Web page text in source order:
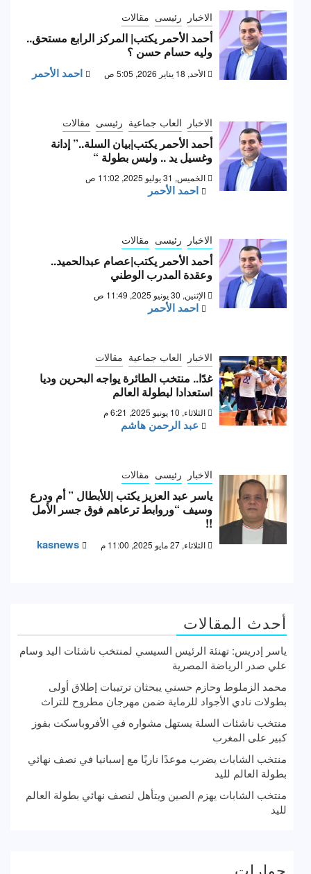
الاخبار رئيسى مقالات
أحمد الأحمر يكتب| المركز الرابع مستحق..
وليه حسام حسن ؟
الأحد, 18 يناير 2026, 5:05 ص احمد الأحمر
الاخبار العاب جماعية رئيسى مقالات
أحمد الأحمر يكتب|بيان السلة..” إدانة
وغسيل يد .. وليس بطولة “
الخميس, 31 يوليو 2025, 11:02 ص
احمد الأحمر
الاخبار رئيسى مقالات
أحمد الأحمر يكتب|عصام عبدالحميد..
وعقدة المدرب الوطني
الإثنين, 30 يونيو 2025, 11:49 ص
احمد الأحمر
الاخبار العاب جماعية مقالات
غدًا.. منتخب الطائرة يواجه البحرين وديا
استعدادا لبطولة العالم
الثلاثاء, 10 يونيو 2025, 6:21 م
عبد الرحمن هاشم
الاخبار رئيسى مقالات
ياسر عبد العزيز يكتب |للأبطال ” أم ودرع
وسيف “وروابط ترعاهم فوق جسر الأمل
!!
الثلاثاء, 27 مايو 2025, 11:00 م kasnews
أحدث المقالات
ياسر إدريس: تهنئة الرئيس السيسي لمنتخب ناشئات اليد وسام
علي صدر الرياضة المصرية
محمد الزملوط وحازم حسني يبحثان ترتيبات إطلاق أولى
بطولات نادي الأجواد للرماية ضمن مهرجان مطروح للتراث
منتخب ناشئات السلة يستهل مشواره في الأفروباسكت بفوز
كبير على المغرب
منتخب الشابات يضرب موعدًا ناريًا مع إسبانيا في نصف نهائي
بطولة العالم لليد
منتخب الشابات يهزم الصين ويتأهل لنصف نهائي بطولة العالم
لليد
حوارات